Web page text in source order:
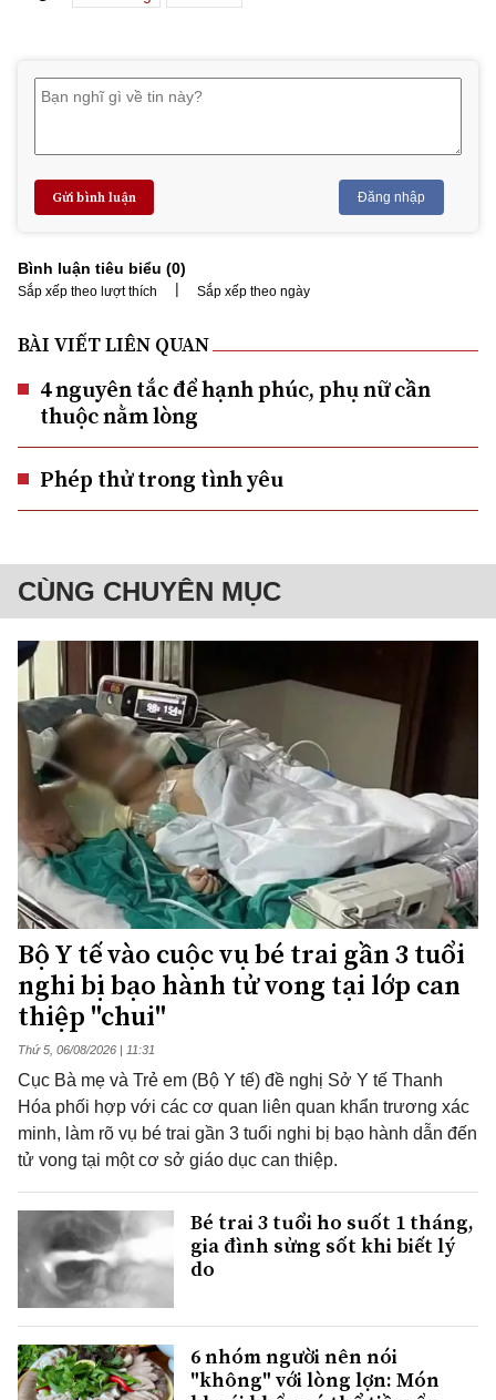
Gửi bình luận Đăng nhập
Bình luận tiêu biểu (0)
Sắp xếp theo lượt thích | Sắp xếp theo ngày
BÀI VIẾT LIÊN QUAN
4 nguyên tắc để hạnh phúc, phụ nữ cần
thuộc nằm lòng
Phép thử trong tình yêu
CÙNG CHUYÊN MỤC
Bộ Y tế vào cuộc vụ bé trai gần 3 tuổi
nghi bị bạo hành tử vong tại lớp can
thiệp "chui"
Thứ 5, 06/08/2026 | 11:31
Cục Bà mẹ và Trẻ em (Bộ Y tế) đề nghị Sở Y tế Thanh
Hóa phối hợp với các cơ quan liên quan khẩn trương xác
minh, làm rõ vụ bé trai gần 3 tuổi nghi bị bạo hành dẫn đến
tử vong tại một cơ sở giáo dục can thiệp.
Bé trai 3 tuổi ho suốt 1 tháng,
gia đình sửng sốt khi biết lý
do
6 nhóm người nên nói
"không" với lòng lợn: Món